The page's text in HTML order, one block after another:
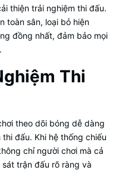
thiện trải nghiệm thi đấu.
toàn sân, loại bỏ hiện
đồng nhất, đảm bảo mọi
Thi
theo dõi bóng dễ dàng
đấu. Khi hệ thống chiếu
chỉ người chơi mà cả
trận đấu rõ ràng và